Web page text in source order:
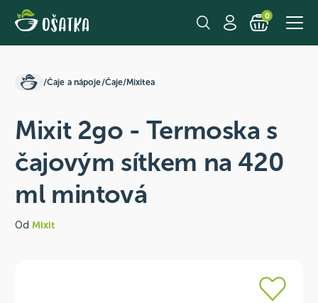
0
/Čaje a nápoje/Čaje/Mixitea
Mixit 2go - Termoska s
čajovým sítkem na 420
ml mintová
Od Mixit